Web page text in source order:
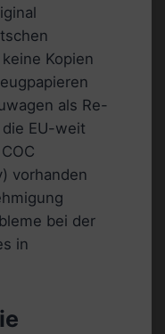
Kopien
als Re-
EU-weit
vorhanden
bei der
in